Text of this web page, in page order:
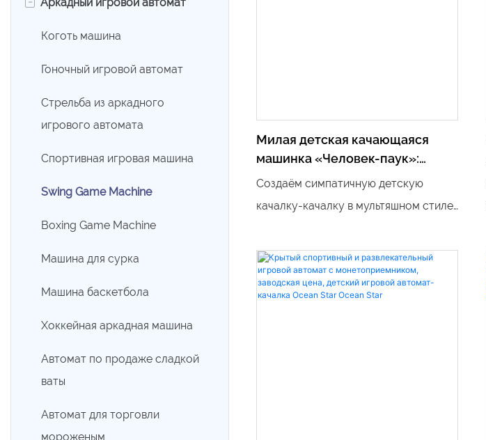
Бампер автомобиля
Картинговый автомобиль
Развлекательный поезд
Детские аттракционы
Карусель
Электрический
развлекательный автомобиль
Качающаяся машина
Коготь машина
Гоночный игровой автомат
Стрельба из аркадного
игрового автомата
Спортивная игровая машина
Swing Game Machine
Boxing Game Machine
Машина для сурка
Машина баскетбола
Хоккейная аркадная машина
Автомат по продаже сладкой
ваты
Автомат для торговли
мороженым
Милая детская качающаяся
машинка «Человек-паук»:
счастливый и весёлый новый
Создаём симпатичную детскую
качалку-качалку в мультяшном стиле,
персонажем Marvel Человеком-
пауком. Яркая красно-синяя цветовая
гамма, яркое изображение Человека-